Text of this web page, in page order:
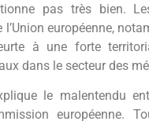
pas très bien.
européenne,
à une forte
dans le secteur des
le malentendu
européenne.